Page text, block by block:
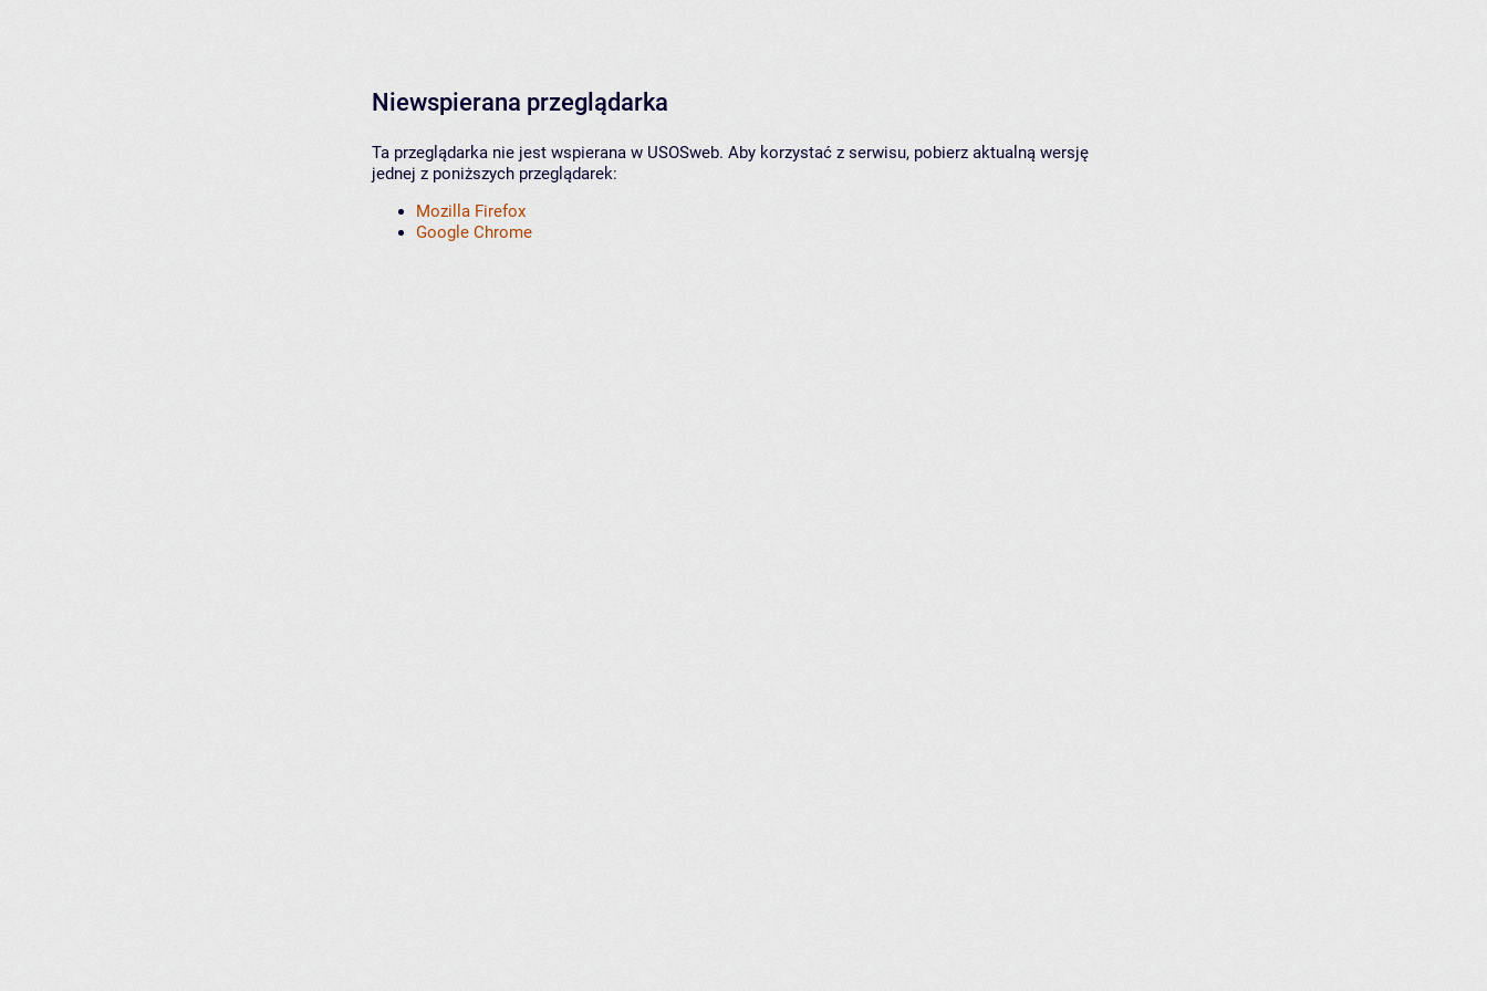
Niewspierana przeglądarka
Ta przeglądarka nie jest wspierana w USOSweb. Aby korzystać z serwisu, pobierz aktualną wersję
jednej z poniższych przeglądarek:
Mozilla Firefox
Google Chrome